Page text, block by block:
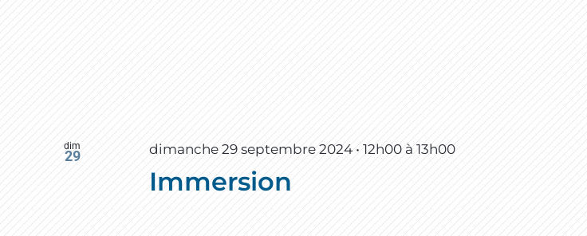
dim
29 dimanche 29 septembre 2024 • 12h00 à13h00
Immersion